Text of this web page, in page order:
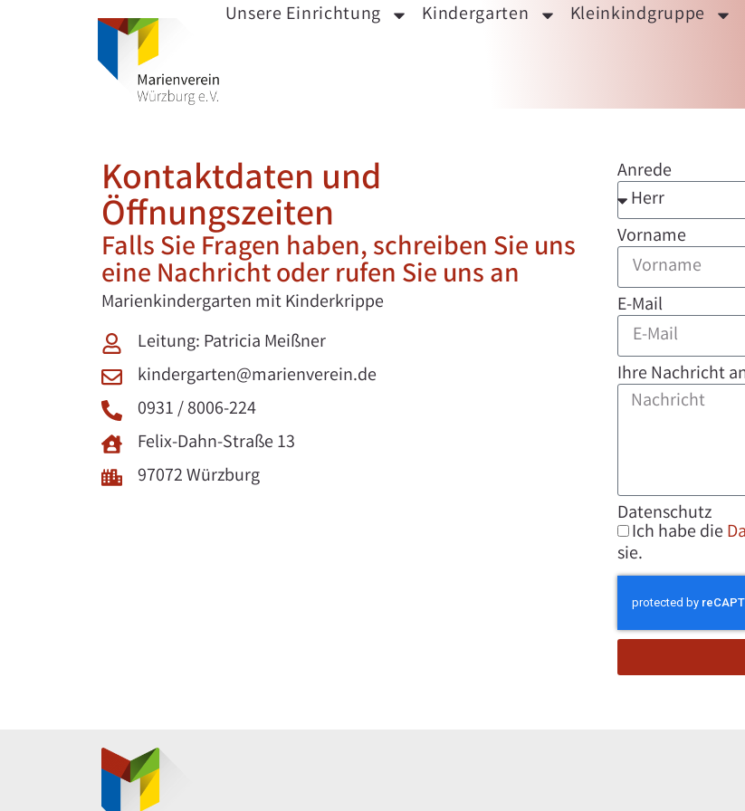
Unsere Einrichtung Kindergarten Kleinkindgruppe
Kontaktdaten und
Öffnungszeiten
Falls Sie Fragen haben, schreiben Sie uns
eine Nachricht oder rufen Sie uns an
Marienkindergarten mit Kinderkrippe
Leitung: Patricia Meißner
kindergarten@marienverein.de
0931 / 8006-224
Felix-Dahn-Straße 13
97072 Würzburg
Anrede
Vorname
E-Mail
Ihre Nachricht
Datenschutz
Ich habe die
sie.